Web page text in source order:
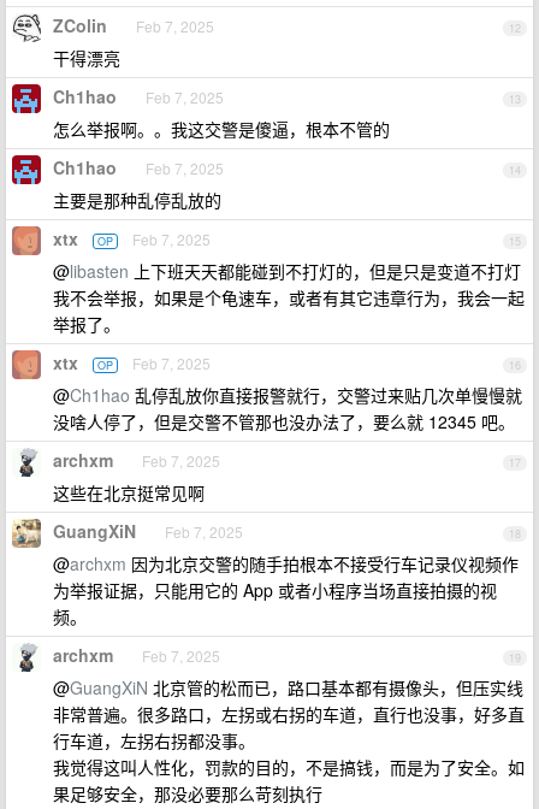
12
ZColin Feb 7, 2025
干得漂亮
13
Ch1hao Feb 7, 2025
怎么举报啊。。我这交警是傻逼，根本不管的
14
Ch1hao Feb 7, 2025
主要是那种乱停乱放的
15
xtx OP Feb 7, 2025
@libasten 上下班天天都能碰到不打灯的，但是只是变道不打灯
我不会举报，如果是个龟速车，或者有其它违章行为，我会一起
举报了。
16
xtx OP Feb 7, 2025
@Ch1hao 乱停乱放你直接报警就行，交警过来贴几次单慢慢就
没啥人停了，但是交警不管那也没办法了，要么就 12345 吧。
17
archxm Feb 7, 2025
这些在北京挺常见啊
18
GuangXiN Feb 7, 2025
@archxm 因为北京交警的随手拍根本不接受行车记录仪视频作
为举报证据，只能用它的 App 或者小程序当场直接拍摄的视
频。
19
archxm Feb 7, 2025
@GuangXiN 北京管的松而已，路口基本都有摄像头，但压实线
非常普遍。很多路口，左拐或右拐的车道，直行也没事，好多直
行车道，左拐右拐都没事。
我觉得这叫人性化，罚款的目的，不是搞钱，而是为了安全。如
果足够安全，那没必要那么苛刻执行